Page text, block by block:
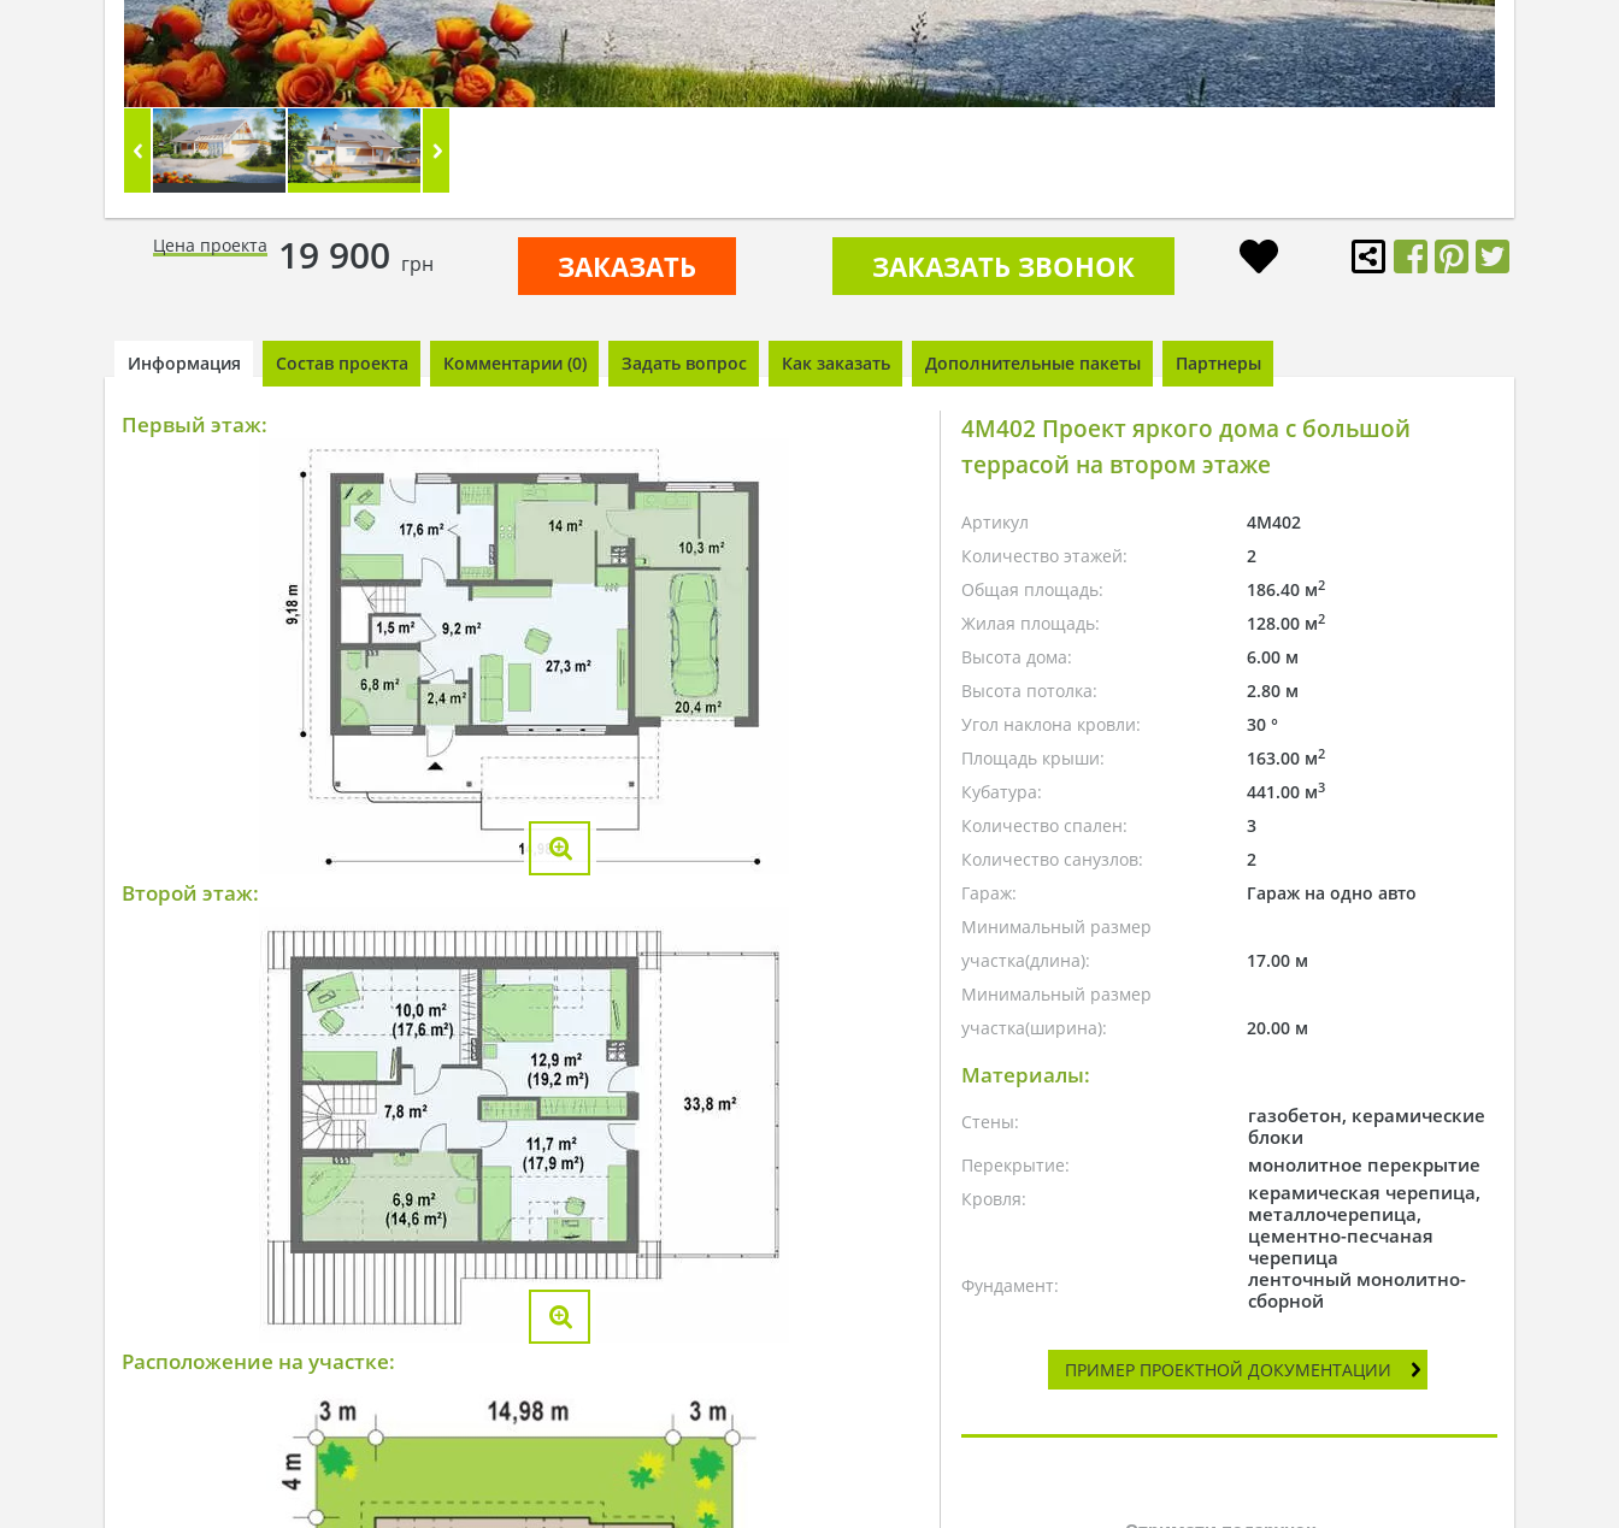
Цена проекта 19 900 грн ЗАКАЗАТЬ ЗАКАЗАТЬ ЗВОНОК
Информация Состав проекта Комментарии (0) Задать вопрос Как заказать Дополнительные пакеты Партнеры
Первый этаж:
Второй этаж:
Расположение на участке:
4M402 Проект яркого дома с большой
террасой на втором этаже
Артикул
4M402
Количество этажей:
2
Общая площадь:
186.40 м2
Жилая площадь: 128.00 м2
Высота дома:
6.00 м
Высота потолка:
2.80 м
Угол наклона кровли:
30 °
Площадь крыши:
163.00 м2
Кубатура: 441.00 м3
Количество спален:
3
Количество санузлов:
2
Гараж:
Гараж на одно авто
Минимальный размер
участка(длина):
17.00 м
Минимальный размер
участка(ширина):
20.00 м
Материалы:
Стены:
газобетон, керамические
блоки
Перекрытие: монолитное перекрытие
Кровля:
керамическая черепица,
металлочерепица,
цементно-песчаная
черепица
Фундамент:
ленточный монолитно-
сборной
ПРИМЕР ПРОЕКТНОЙ ДОКУМЕНТАЦИИ